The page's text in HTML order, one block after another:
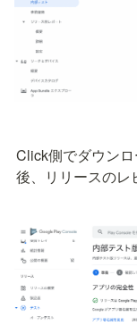
Click側でダウン
後、リリースのレ